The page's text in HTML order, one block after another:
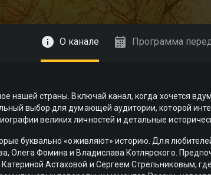
О канале Программа
нашей страны. Включай канал, когда хочется
выбор для думающей аудитории, которой
великих личностей и детальные
буквально «оживляют» историю. Для
Олега Фомина и Владислава Котлярского.
Астаховой и Сергеем Стрельниковым,